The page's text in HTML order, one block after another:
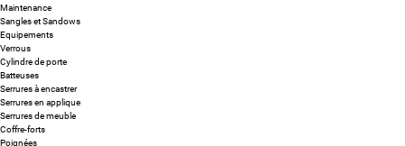
Maintenance
Sangles et Sandows
Equipements
Verrous
Cylindre de porte
Batteuses
Serrures à encastrer
Serrures en applique
Serrures de meuble
Coffre-forts
Poignées